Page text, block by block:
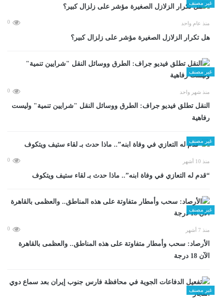
غير مصنف
منذ عام واحد 0
هل تكرار الزلازل الصغيرة مؤشر على زلزال كبير؟
غير مصنف
منذ شهر واحد 0
​النقل تطلق فيديو جراف: الطرق ووسائل النقل "شرايين تنمية" وليست
رفاهية
غير مصنف
منذ 10 أشهر 0
“قدم له التعازي في وفاة ابنه”.. ماذا حدث بـ لقاء ستيف ويتكوف
غير مصنف
منذ 7 أشهر 0
الأرصاد: سحب وأمطار متفاوتة على هذه المناطق.. والعظمى بالقاهرة
الآن 18 درجة
غير مصنف